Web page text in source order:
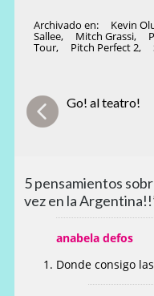
Archivado en: Kevin
Sallee, Mitch Grassi,
Tour, Pitch Perfect 2,
Go! al teatro!
5 pensamientos
vez en la
anabela defos
Donde consigo